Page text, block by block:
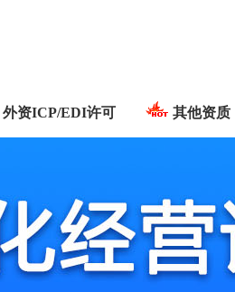
外资ICP/EDI许可 其他资质